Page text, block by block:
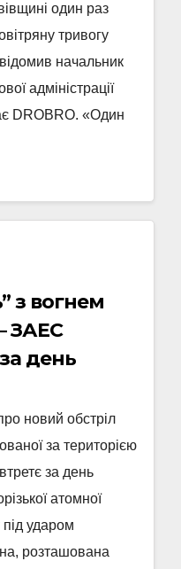
один раз
тривогу
начальник
адміністрації
DROBRO. «Один
з вогнем
ЗАЕС
день
новий обстріл
за територією
за день
атомної
під ударом
розташована